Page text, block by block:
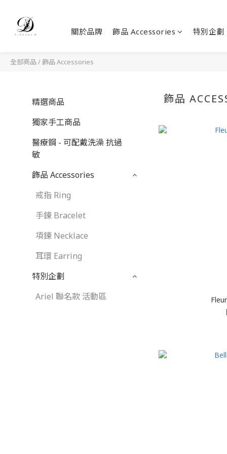
關於品牌 飾品 Accessories 特別企劃
全部商品 / 飾品 Accessories
精選商品
獨家手工商品
醫療鋼 - 可配戴洗澡 抗過
敏
飾品 Accessories
戒指 Ring
手鍊 Bracelet
項鍊 Necklace
耳環 Earring
特別企劃
Ariel 聯名款 活動區
飾品